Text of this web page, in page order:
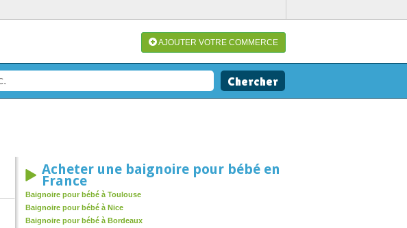
AJOUTER VOTRE COMMERCE
Acheter une baignoire pour bébé en
France
Baignoire pour bébé à Toulouse
Baignoire pour bébé à Nice
Baignoire pour bébé à Bordeaux